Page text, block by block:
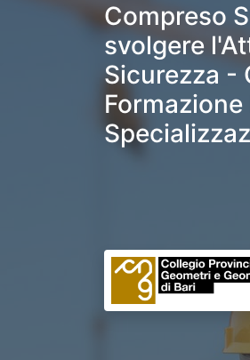
Compreso
svolgere
Sicurezza -